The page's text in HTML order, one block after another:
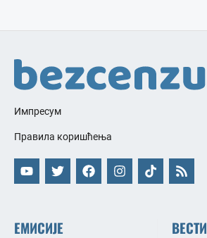
Импресум
Правила коришћења
ЕМИСИЈЕ ВЕСТИ